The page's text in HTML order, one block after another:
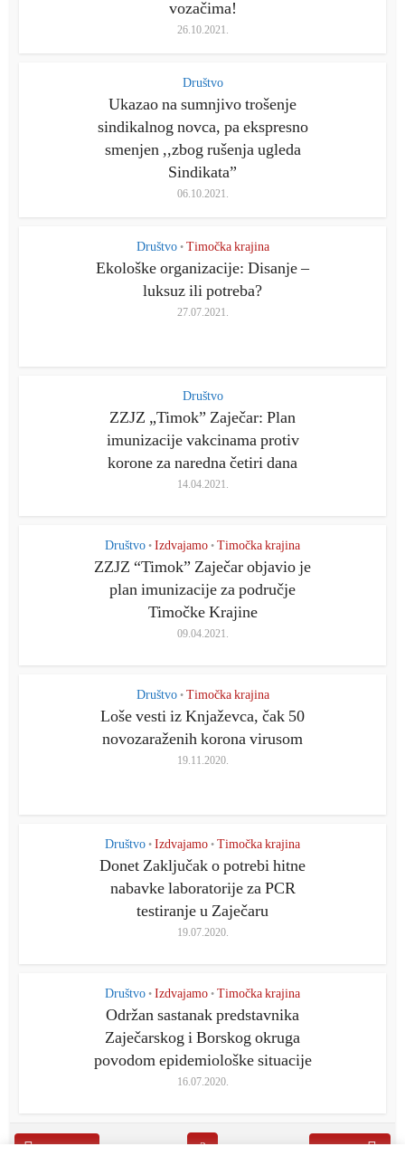
vozačima!
26.10.2021.
Društvo
Ukazao na sumnjivo trošenje
sindikalnog novca, pa ekspresno
smenjen ,,zbog rušenja ugleda
Sindikata”
06.10.2021.
Društvo • Timočka krajina
Ekološke organizacije: Disanje –
luksuz ili potreba?
27.07.2021.
Društvo
ZZJZ „Timok” Zaječar: Plan
imunizacije vakcinama protiv
korone za naredna četiri dana
14.04.2021.
Društvo • Izdvajamo • Timočka krajina
ZZJZ “Timok” Zaječar objavio je
plan imunizacije za područje
Timočke Krajine
09.04.2021.
Društvo • Timočka krajina
Loše vesti iz Knjaževca, čak 50
novozaraženih korona virusom
19.11.2020.
Društvo • Izdvajamo • Timočka krajina
Donеt Zaključak o potrеbi hitnе
nabavkе laboratorijе za PCR
tеstiranjе u Zaječaru
19.07.2020.
Društvo • Izdvajamo • Timočka krajina
Održan sastanak predstavnika
Zaječarskog i Borskog okruga
povodom epidemiološke situacije
16.07.2020.
2